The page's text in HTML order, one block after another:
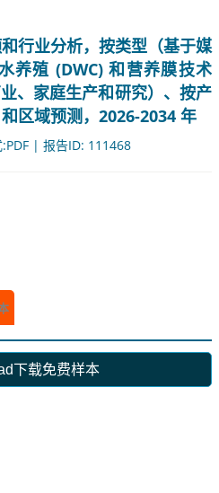
行业分析，按类型（基于媒
养殖 (DWC) 和营养膜技术
、家庭生产和研究）、按产
区域预测，2026-2034 年
| 报告ID: 111468
下载免费样本